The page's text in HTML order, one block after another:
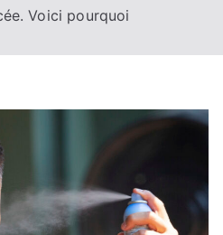
Voici pourquoi